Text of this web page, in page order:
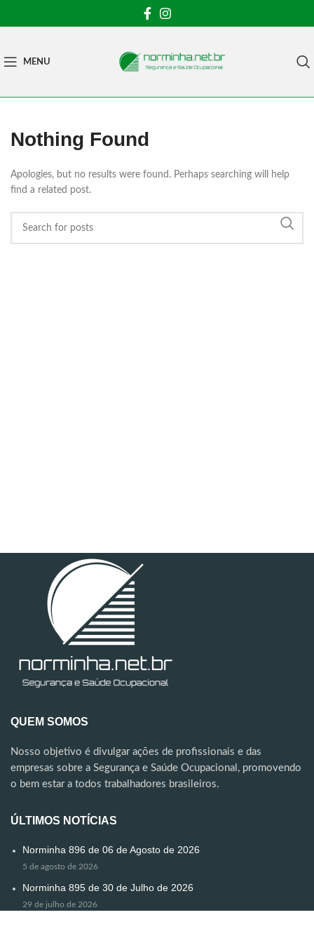
MENU
Nothing Found
Apologies, but no results were found. Perhaps searching will help
find a related post.
QUEM SOMOS
Nosso objetivo é divulgar ações de profissionais e das
empresas sobre a Segurança e Saúde Ocupacional, promovendo
o bem estar a todos trabalhadores brasileiros.
ÚLTIMOS NOTÍCIAS
Norminha 896 de 06 de Agosto de 2026
5 de agosto de 2026
Norminha 895 de 30 de Julho de 2026
29 de julho de 2026